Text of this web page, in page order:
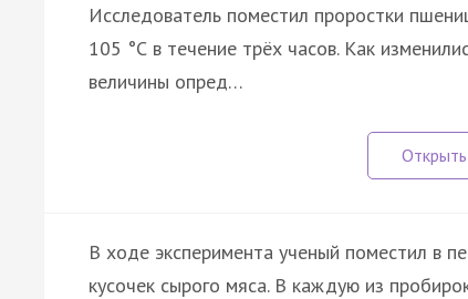
Исследователь поместил проростки
105 °С в течение трёх часов. Как
величины опред…
В ходе эксперимента ученый поместил в
кусочек сырого мяса. В каждую из